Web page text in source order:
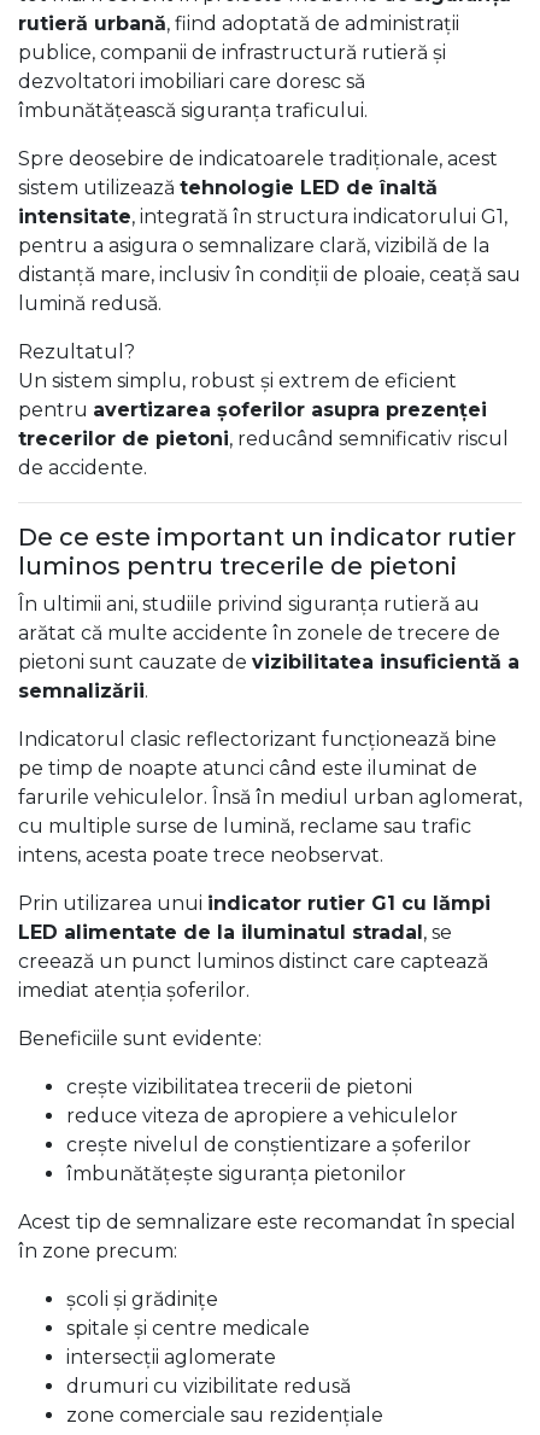
rutieră urbană, fiind adoptată de administrații
publice, companii de infrastructură rutieră și
dezvoltatori imobiliari care doresc să
îmbunătățească siguranța traficului.
Spre deosebire de indicatoarele tradiționale, acest
sistem utilizează tehnologie LED de înaltă
intensitate, integrată în structura indicatorului G1,
pentru a asigura o semnalizare clară, vizibilă de la
distanță mare, inclusiv în condiții de ploaie, ceață sau
lumină redusă.
Rezultatul?
Un sistem simplu, robust și extrem de eficient
pentru avertizarea șoferilor asupra prezenței
trecerilor de pietoni, reducând semnificativ riscul
de accidente.
De ce este important un indicator rutier
luminos pentru trecerile de pietoni
În ultimii ani, studiile privind siguranța rutieră au
arătat că multe accidente în zonele de trecere de
pietoni sunt cauzate de vizibilitatea insuficientă a
semnalizării.
Indicatorul clasic reflectorizant funcționează bine
pe timp de noapte atunci când este iluminat de
farurile vehiculelor. Însă în mediul urban aglomerat,
cu multiple surse de lumină, reclame sau trafic
intens, acesta poate trece neobservat.
Prin utilizarea unui indicator rutier G1 cu lămpi
LED alimentate de la iluminatul stradal, se
creează un punct luminos distinct care captează
imediat atenția șoferilor.
Beneficiile sunt evidente:
crește vizibilitatea trecerii de pietoni
reduce viteza de apropiere a vehiculelor
crește nivelul de conștientizare a șoferilor
îmbunătățește siguranța pietonilor
Acest tip de semnalizare este recomandat în special
în zone precum:
școli și grădinițe
spitale și centre medicale
intersecții aglomerate
drumuri cu vizibilitate redusă
zone comerciale sau rezidențiale